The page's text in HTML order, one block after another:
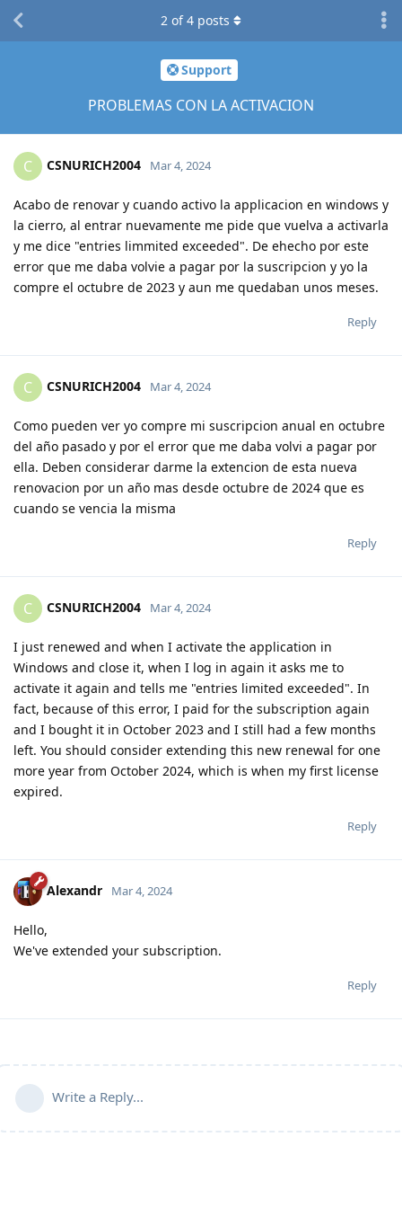
Support
PROBLEMAS CON LA ACTIVACION
2 of4 posts
C CSNURICH2004 Mar 4, 2024
Acabo de renovar y cuando activo la applicacion en windows y
la cierro, al entrar nuevamente me pide que vuelva a activarla
y me dice "entries limmited exceeded". De ehecho por este
error que me daba volvie a pagar por la suscripcion y yo la
compre el octubre de 2023 y aun me quedaban unos meses.
Reply
C CSNURICH2004 Mar 4, 2024
Como pueden ver yo compre mi suscripcion anual en octubre
del año pasado y por el error que me daba volvi a pagar por
ella. Deben considerar darme la extencion de esta nueva
renovacion por un año mas desde octubre de 2024 que es
cuando se vencia la misma
Reply
C CSNURICH2004 Mar 4, 2024
I just renewed and when I activate the application in
Windows and close it, when I log in again it asks me to
activate it again and tells me "entries limited exceeded". In
fact, because of this error, I paid for the subscription again
and I bought it in October 2023 and I still had a few months
left. You should consider extending this new renewal for one
more year from October 2024, which is when my first license
expired.
Reply
Alexandr Mar 4, 2024
Hello,
We've extended your subscription.
Reply
Write a Reply...